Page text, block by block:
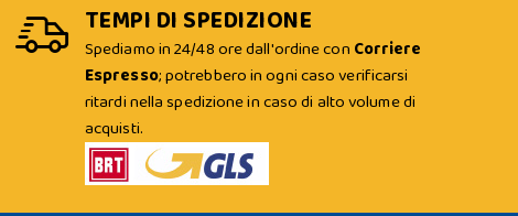
TEMPI DI SPEDIZIONE
Spediamo in 24/48 ore dall'ordine con Corriere
Espresso; potrebbero in ogni caso verificarsi
ritardi nella spedizione in caso di alto volume di
acquisti.